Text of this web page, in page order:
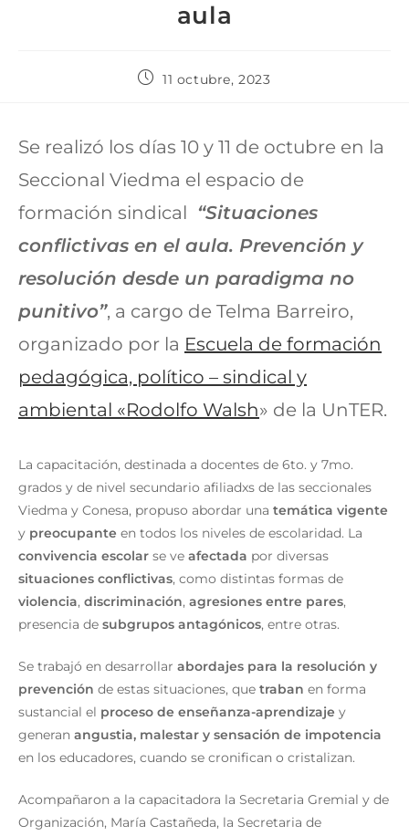
aula
11 octubre, 2023
Se realizó los días 10 y 11 de octubre en la
Seccional Viedma el espacio de
formación sindical
“Situaciones
conflictivas en el aula. Prevención y
resolución desde un paradigma no
punitivo”, a cargo de Telma Barreiro,
organizado por la Escuela de formación
pedagógica, político – sindical y
ambiental «Rodolfo Walsh» de la UnTER.
La capacitación, destinada a docentes de 6to. y 7mo.
grados y de nivel secundario afiliadxs de las seccionales
Viedma y Conesa, propuso abordar una temática vigente
y preocupante en todos los niveles de escolaridad. La
convivencia escolar se ve afectada por diversas
situaciones conflictivas, como distintas formas de
violencia, discriminación, agresiones entre pares,
presencia de subgrupos antagónicos, entre otras.
Se trabajó en desarrollar abordajes para la resolución y
prevención de estas situaciones, que traban en forma
sustancial el proceso de enseñanza-aprendizaje y
generan angustia, malestar y sensación de impotencia
en los educadores, cuando se cronifican o cristalizan.
Acompañaron a la capacitadora la Secretaria Gremial y de
Organización, María Castañeda, la Secretaria de